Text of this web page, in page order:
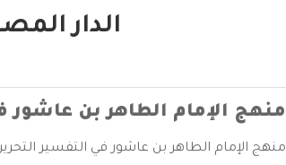
الدار
منهج الإمام الطاهر بن عاشور
منهج الإمام الطاهر بن عاشور في التفسير